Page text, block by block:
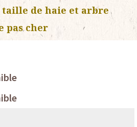
de haie et arbre
pas cher